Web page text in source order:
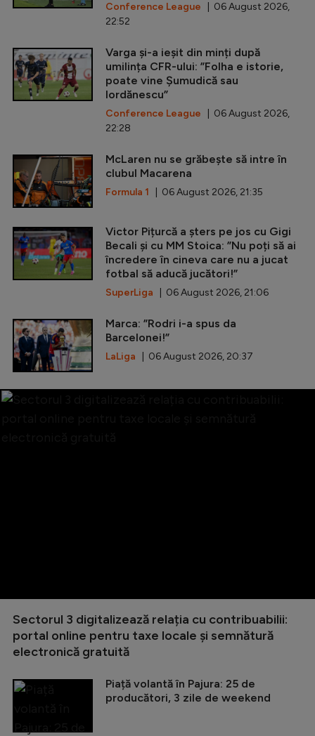
Conference League | 06 August 2026,
22:52
Varga și-a ieșit din minți după
umilința CFR-ului: ”Folha e istorie,
poate vine Șumudică sau
Iordănescu”
Conference League | 06 August 2026,
22:28
McLaren nu se grăbește să intre în
clubul Macarena
Formula 1 | 06 August 2026, 21:35
Victor Pițurcă a șters pe jos cu Gigi
Becali și cu MM Stoica: ”Nu poți să ai
încredere în cineva care nu a jucat
fotbal să aducă jucători!”
SuperLiga | 06 August 2026, 21:06
Marca: ”Rodri i-a spus da
Barcelonei!”
LaLiga | 06 August 2026, 20:37
Sectorul 3 digitalizează relația cu contribuabilii:
portal online pentru taxe locale și semnătură
electronică gratuită
Piață volantă în Pajura: 25 de
producători, 3 zile de weekend